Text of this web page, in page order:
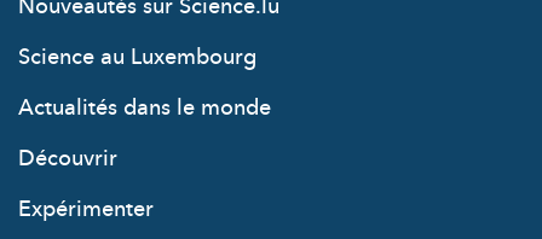
Nouveautés sur Science.lu
Science au Luxembourg
Actualités dans le monde
Découvrir
Expérimenter